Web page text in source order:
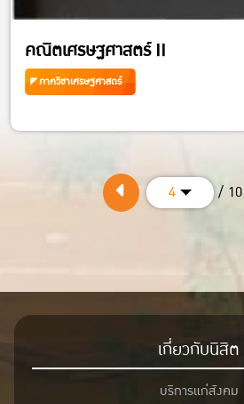
คณิตเศรษฐศาสตร์ II
ภาควิชาเศรษฐศาสตร์
4 / 10
เกี่ยวกับนิสิต
บริการแก่สังคม